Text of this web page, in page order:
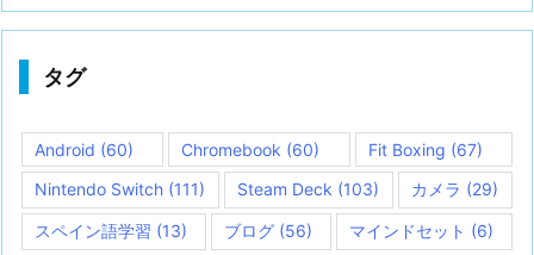
タグ
Android (60) Chromebook (60) Fit Boxing (67)
Nintendo Switch (111) Steam Deck (103) カメラ (29)
スペイン語学習 (13) ブログ (56) マインドセット (6)